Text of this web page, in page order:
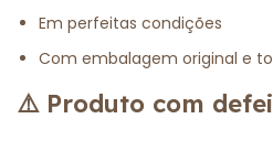
Em perfeitas condições
Com embalagem original e
⚠️ Produto com